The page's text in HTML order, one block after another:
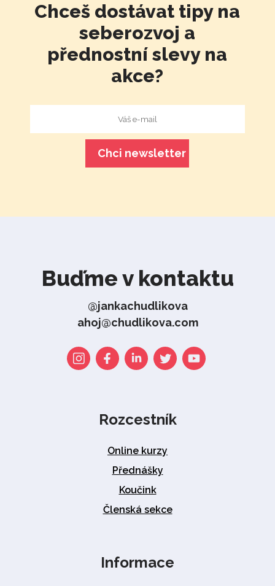
Chceš dostávat tipy na
seberozvoj a
přednostní slevy na
akce?
Buďme v kontaktu
@jankachudlikova
ahoj@chudlikova.com
Rozcestník
Online kurzy
Přednášky
Koučink
Členská sekce
Informace